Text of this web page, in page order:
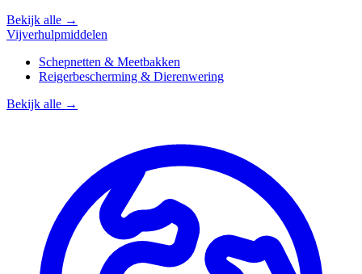
Bekijk alle →
Vijverhulpmiddelen
Schepnetten & Meetbakken
Reigerbescherming & Dierenwering
Bekijk alle →